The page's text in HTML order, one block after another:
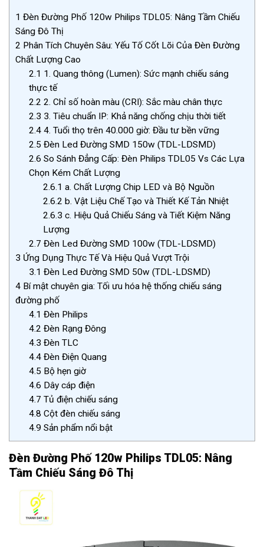
1 Đèn Đường Phố 120w Philips TDL05: Nâng Tầm Chiếu
Sáng Đô Thị
2 Phân Tích Chuyên Sâu: Yếu Tố Cốt Lõi Của Đèn Đường
Chất Lượng Cao
2.1 1. Quang thông (Lumen): Sức mạnh chiếu sáng
thực tế
2.2 2. Chỉ số hoàn màu (CRI): Sắc màu chân thực
2.3 3. Tiêu chuẩn IP: Khả năng chống chịu thời tiết
2.4 4. Tuổi thọ trên 40.000 giờ: Đầu tư bền vững
2.5 Đèn Led Đường SMD 150w (TDL-LDSMD)
2.6 So Sánh Đẳng Cấp: Đèn Philips TDL05 Vs Các Lựa
Chọn Kém Chất Lượng
2.6.1 a. Chất Lượng Chip LED và Bộ Nguồn
2.6.2 b. Vật Liệu Chế Tạo và Thiết Kế Tản Nhiệt
2.6.3 c. Hiệu Quả Chiếu Sáng và Tiết Kiệm Năng
Lượng
2.7 Đèn Led Đường SMD 100w (TDL-LDSMD)
3 Ứng Dụng Thực Tế Và Hiệu Quả Vượt Trội
3.1 Đèn Led Đường SMD 50w (TDL-LDSMD)
4 Bí mật chuyên gia: Tối ưu hóa hệ thống chiếu sáng
đường phố
4.1 Đèn Philips
4.2 Đèn Rạng Đông
4.3 Đèn TLC
4.4 Đèn Điện Quang
4.5 Bộ hẹn giờ
4.6 Dây cáp điện
4.7 Tủ điện chiếu sáng
4.8 Cột đèn chiếu sáng
4.9 Sản phẩm nổi bật
Đèn Đường Phố 120w Philips TDL05: Nâng
Tầm Chiếu Sáng Đô Thị